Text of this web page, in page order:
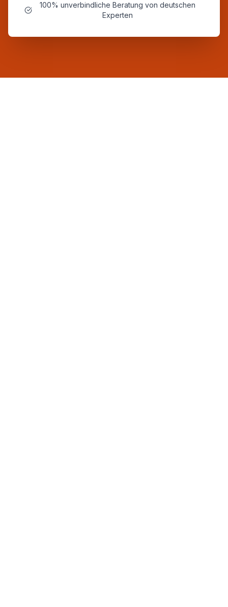
100% unverbindliche Beratung von deutschen
Experten